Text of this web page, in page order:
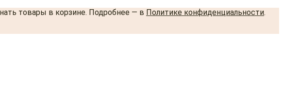
товары в корзине. Подробнее — в Политике конфиденциальности.